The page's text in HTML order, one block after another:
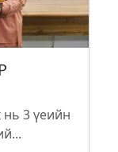
3 үеийн